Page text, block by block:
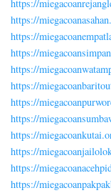
https://
https://
https://
https://
https://
https://
https://
https://
https://
https://
https://
https://